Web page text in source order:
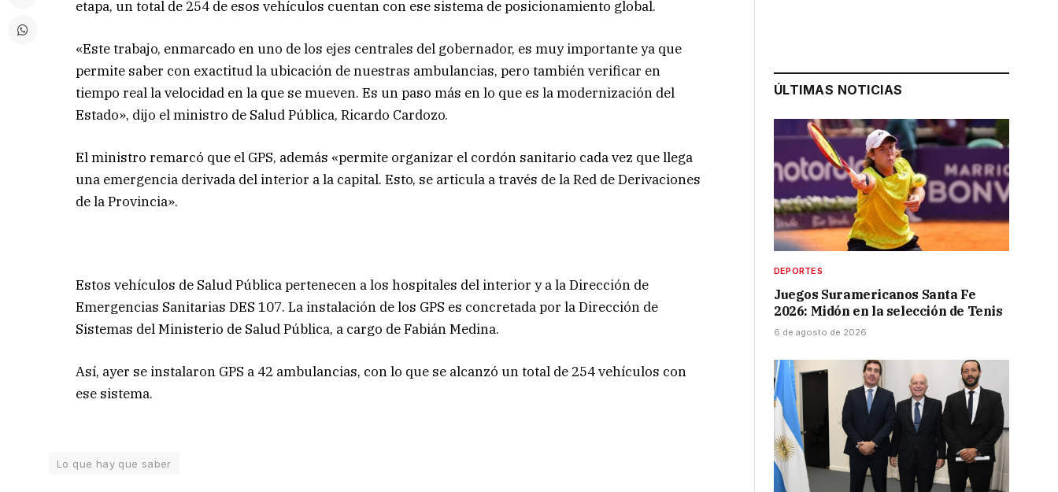
etapa, un total de 254 de esos vehículos cuentan con ese sistema de posicionamiento global.
«Este trabajo, enmarcado en uno de los ejes centrales del gobernador, es muy importante ya que
permite saber con exactitud la ubicación de nuestras ambulancias, pero también verificar en
tiempo real la velocidad en la que se mueven. Es un paso más en lo que es la modernización del
Estado», dijo el ministro de Salud Pública, Ricardo Cardozo.
El ministro remarcó que el GPS, además «permite organizar el cordón sanitario cada vez que llega
una emergencia derivada del interior a la capital. Esto, se articula a través de la Red de Derivaciones
de la Provincia».
Estos vehículos de Salud Pública pertenecen a los hospitales del interior y a la Dirección de
Emergencias Sanitarias DES 107. La instalación de los GPS es concretada por la Dirección de
Sistemas del Ministerio de Salud Pública, a cargo de Fabián Medina.
Así, ayer se instalaron GPS a 42 ambulancias, con lo que se alcanzó un total de 254 vehículos con
ese sistema.
Lo que hay que saber
ÚLTIMAS NOTICIAS
DEPORTES
Juegos Suramericanos Santa Fe
2026: Midón en la selección de Tenis
6 de agosto de 2026